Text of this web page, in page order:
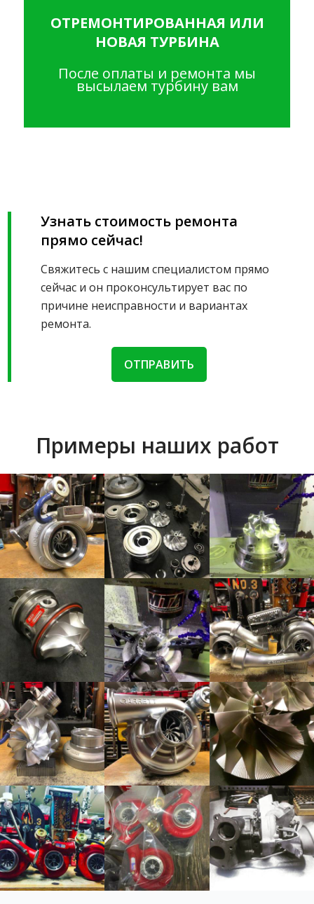
ОТРЕМОНТИРОВАННАЯ ИЛИ
НОВАЯ ТУРБИНА
После оплаты и ремонта мы
высылаем турбину вам
Узнать стоимость ремонта
прямо сейчас!
Свяжитесь с нашим специалистом прямо
сейчас и он проконсультирует вас по
причине неисправности и вариантах
ремонта.
ОТПРАВИТЬ
Примеры наших работ